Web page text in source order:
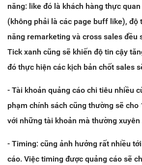
năng: like đó là khách hàng thực
(không phải là các page buff like), độ
năng remarketing và cross sales đều
Tick xanh cũng sẽ khiến độ tin cậy
đó thực hiện các kịch bản chốt sales
- Tài khoản quảng cáo chi tiêu nhiều
phạm chính sách cũng thường sẽ cho
với những tài khoản mà thường xuyên
- Timing: cũng ảnh hưởng rất nhiều
cáo. Việc timing được quảng cáo sẽ